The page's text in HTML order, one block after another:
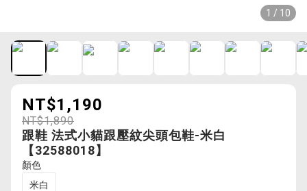
1 / 10
NT$1,190
NT$1,890
跟鞋 法式小貓跟壓紋尖頭包鞋-米白
【32588018】
顏色
米白